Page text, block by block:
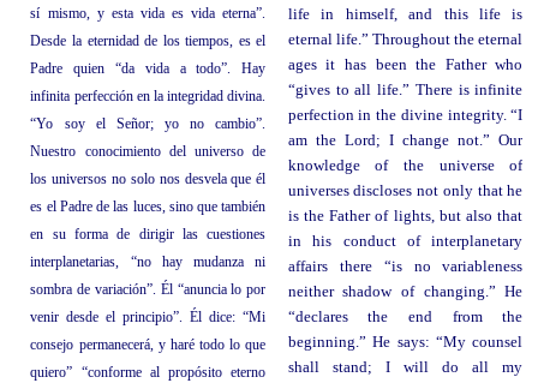
sí mismo, y esta vida es vida eterna”.
Desde la eternidad de los tiempos, es el
Padre quien “da vida a todo”. Hay
infinita perfección en la integridad divina.
“Yo soy el Señor; yo no cambio”.
Nuestro conocimiento del universo de
los universos no solo nos desvela que él
es el Padre de las luces, sino que también
en su forma de dirigir las cuestiones
interplanetarias, “no hay mudanza ni
sombra de variación”. Él “anuncia lo por
venir desde el principio”. Él dice: “Mi
consejo permanecerá, y haré todo lo que
quiero” “conforme al propósito eterno
life in himself, and this life is
eternal life.” Throughout the eternal
ages it has been the Father who
“gives to all life.” There is infinite
perfection in the divine integrity. “I
am the Lord; I change not.” Our
knowledge of the universe of
universes discloses not only that he
is the Father of lights, but also that
in his conduct of interplanetary
affairs there “is no variableness
neither shadow of changing.” He
“declares the end from the
beginning.” He says: “My counsel
shall stand; I will do all my